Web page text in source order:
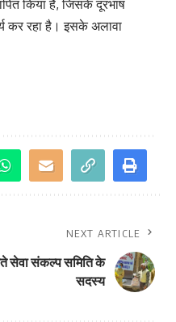
किया है, जिसके दूरभाष
कर रहा है। इसके अलावा
NEXT ARTICLE
सेवा संकल्प समिति के
सदस्य